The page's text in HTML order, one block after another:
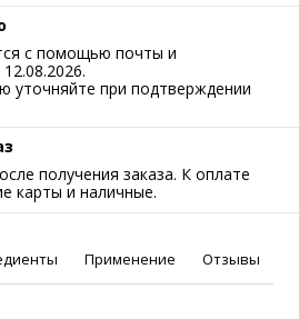
с помощью почты и
уточняйте при подтверждении
получения заказа. К оплате
карты и наличные.
Применение Отзывы